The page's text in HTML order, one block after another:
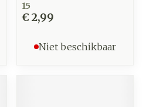
15
€ 2,99
Niet beschikbaar